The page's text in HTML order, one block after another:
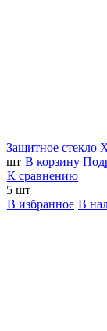
Защитное стекло
шт В корзину
К сравнению
5 шт
В избранное В